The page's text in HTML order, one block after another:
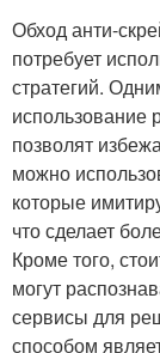
Обход анти-
потребует
стратегий.
использование
позволят
можно
которые
что сделает
Кроме того,
могут
сервисы для
способом